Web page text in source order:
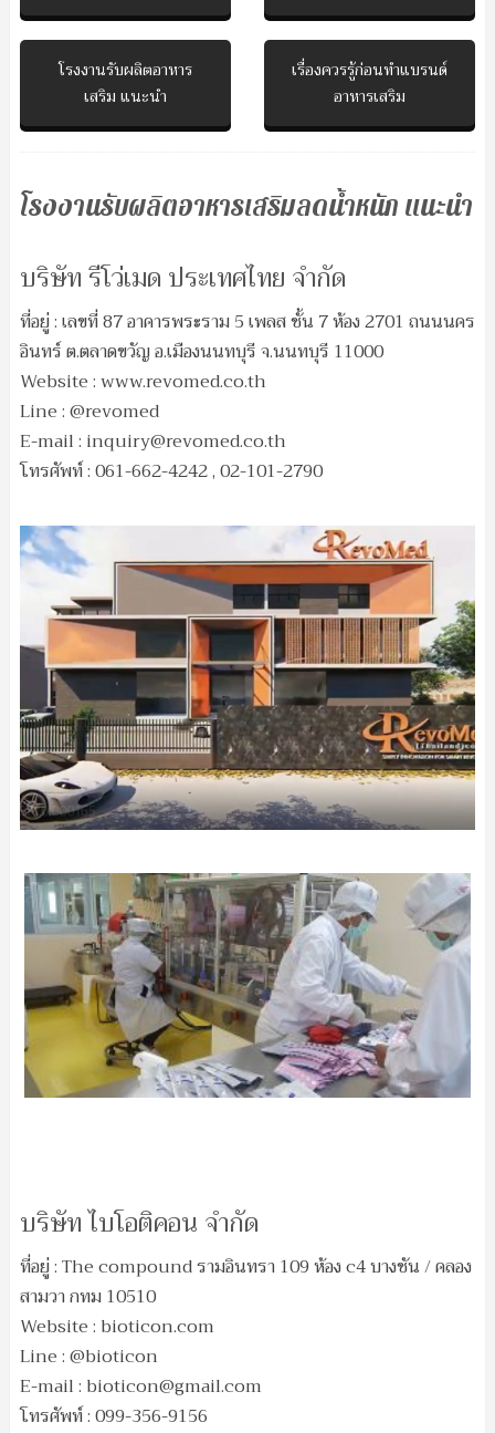
โรงงานรับผลิตอาหาร
เสริม แนะนำ
เรื่องควรรู้ก่อนทำแบรนด์
อาหารเสริม
โรงงานรับผลิตอาหารเสริมลดน้ำหนัก แนะนำ
บริษัท รีโว่เมด ประเทศไทย จำกัด
ที่อยู่ : เลขที่ 87 อาคารพระราม 5 เพลส ชั้น 7 ห้อง 2701 ถนนนคร
อินทร์ ต.ตลาดขวัญ อ.เมืองนนทบุรี จ.นนทบุรี 11000
Website : www.revomed.co.th
Line : @revomed
E-mail : inquiry@revomed.co.th
โทรศัพท์ : 061-662-4242 , 02-101-2790
บริษัท ไบโอติคอน จำกัด
ที่อยู่ : The compound รามอินทรา 109 ห้อง c4 บางชัน / คลอง
สามวา กทม 10510
Website : bioticon.com
Line : @bioticon
E-mail : bioticon@gmail.com
โทรศัพท์ : 099-356-9156